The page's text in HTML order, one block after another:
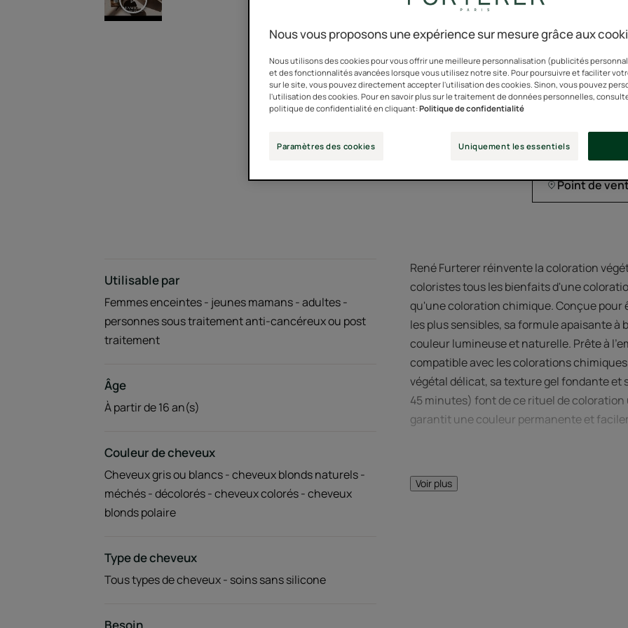
consentement à tous
Paramètres des
ORGANIC par
Ingrédients actifs
France.
Point de
Utilisable par
Femmes enceintes - jeunes mamans - adultes -
personnes sous traitement anti-cancéreux ou post
traitement
Âge
À partir de 16 an(s)
Couleur de cheveux
Cheveux gris ou blancs - cheveux blonds naturels -
méchés - décolorés - cheveux colorés - cheveux
blonds polaire
Type de cheveux
Tous types de cheveux - soins sans silicone
René Furterer réinvente la coloration
coloristes tous les bienfaits d'une
qu'une coloration chimique. Conçue
les plus sensibles, sa formule apaisante à
couleur lumineuse et naturelle. Prête à
compatible avec les colorations
végétal délicat, sa texture gel fondante et
45 minutes) font de ce rituel de
garantit une couleur permanente et
« Ce marron cuivré ravive et réchauffe
Voir plus
Nous vous proposons une expérience sur mesure grâce aux
Nous utilisons des cookies pour vous offrir une meilleure personnalisation (publicités
et des fonctionnalités avancées lorsque vous utilisez notre site. Pour poursuivre et faciliter
sur le site, vous pouvez directement accepter l'utilisation des cookies. Sinon, vous pouvez
l'utilisation des cookies. Pour en savoir plus sur le traitement de données personnelles,
politique de confidentialité en cliquant:Politique de confidentialité
Paramètres des cookies Uniquement les essentiels